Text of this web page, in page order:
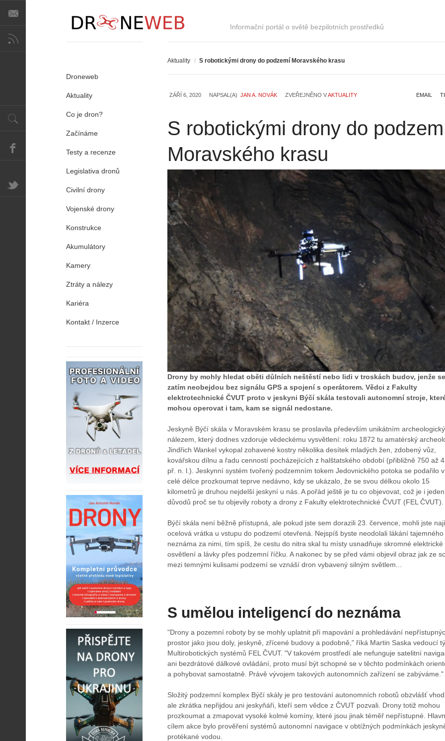
Informační portál o světě bezpilotních prostředků
Aktuality / S robotickými drony do podzemí Moravského krasu
ZÁŘÍ 6, 2020 NAPSAL(A) JAN A. NOVÁK ZVEŘEJNĚNO VAKTUALITY EMAIL
S robotickými drony do
Moravského krasu
Drony by mohly hledat oběti důlních neštěstí nebo lidi v troskách budov, jenže se
zatím neobejdou bez signálu GPS a spojení s operátorem. Vědci z Fakulty
elektrotechnické ČVUT proto v jeskyni Býčí skála testovali autonomní stroje,
mohou operovat i tam, kam se signál nedostane.
Jeskyně Býčí skála v Moravském krasu se proslavila především unikátním
nálezem, který dodnes vzdoruje vědeckému vysvětlení: roku 1872 tu amatérský
Jindřich Wankel vykopal zohavené kostry několika desítek mladých žen, zdobený vůz,
kovářskou dílnu a řadu cenností pocházejících z halštatského období (přibližně 750 až
př. n. l.). Jeskynní systém tvořený podzemním tokem Jedovnického potoka se podařilo v
celé délce prozkoumat teprve nedávno, kdy se ukázalo, že se svou délkou okolo 15
kilometrů je druhou nejdelší jeskyní u nás. A pořád ještě je tu co objevovat, což je i
důvodů proč se tu objevily roboty a drony z Fakulty elektrotechnické ČVUT (FEL ČVUT).
Býčí skála není běžně přístupná, ale pokud jste sem dorazili 23. července, mohli jste
ocelová vrátka u vstupu do podzemí otevřená. Nejspíš byste neodolali lákání tajemného
neznáma za nimi, tím spíš, že cestu do nitra skal tu místy usnadňuje skromné elektrické
osvětlení a lávky přes podzemní říčku. A nakonec by se před vámi objevil obraz jak ze
mezi temnými kulisami podzemí se vznáší dron vybavený silným světlem...
S umělou inteligencí do neznáma
"Drony a pozemní roboty by se mohly uplatnit při mapování a prohledávání
prostor jako jsou doly, jeskyně, zřícené budovy a podobně," říká Martin Saska vedoucí
Multirobotických systémů FEL ČVUT. "V takovém prostředí ale nefunguje satelitní
ani bezdrátové dálkové ovládání, proto musí být schopné se v těchto podmínkách
a pohybovat samostatně. Právě vývojem takových autonomních zařízení se zabýváme."
Složitý podzemní komplex Býčí skály je pro testování autonomních robotů obzvlášť
ale zkrátka nepřijdou ani jeskyňáři, kteří sem vědce z ČVUT pozvali. Drony totiž mohou
prozkoumat a zmapovat vysoké kolmé komíny, které jsou jinak téměř nepřístupné.
cílem akce bylo prověření systémů autonomní navigace v obtížných podmínkách
protékané vodou.
Droneweb
Aktuality
Co je dron?
Začínáme
Testy a recenze
Legislativa dronů
Civilní drony
Vojenské drony
Konstrukce
Akumulátory
Kamery
Ztráty a nálezy
Kariéra
Kontakt / Inzerce